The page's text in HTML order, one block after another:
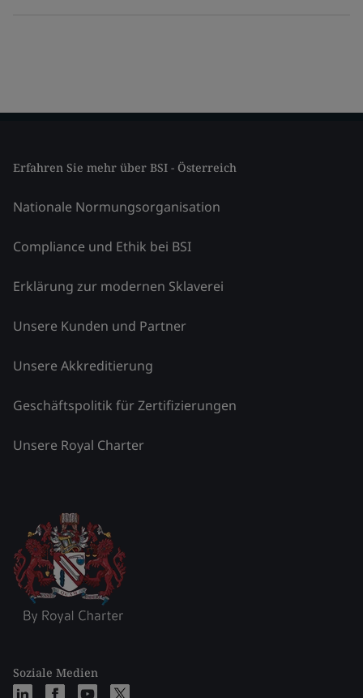
Erfahren Sie mehr über BSI - Österreich
Nationale Normungsorganisation
Compliance und Ethik bei BSI
Erklärung zur modernen Sklaverei
Unsere Kunden und Partner
Unsere Akkreditierung
Geschäftspolitik für Zertifizierungen
Unsere Royal Charter
Soziale Medien